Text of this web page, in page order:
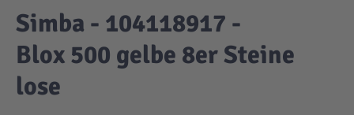
Simba - 104118917 -
Blox 500 gelbe 8er Steine
lose